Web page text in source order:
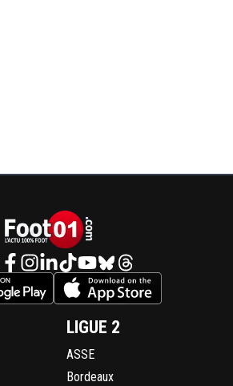
LIGUE 2
ASSE
Bordeaux